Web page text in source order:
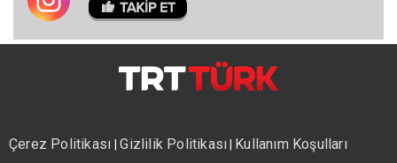
Çerez Politikası|Gizlilik Politikası| Kullanım Koşulları